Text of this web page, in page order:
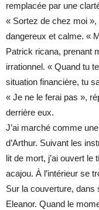
remplacée par une
« Sortez de chez moi »,
dangereux et calme. «
Patrick ricana, prenant
irrationnel. « Quand tu
situation financière, tu
« Je ne le ferai pas »,
derrière eux.
J’ai marché comme
d’Arthur. Suivant les
lit de mort, j’ai ouvert
acajou. À l’intérieur se
Sur la couverture, dans
Eleanor. Quand le